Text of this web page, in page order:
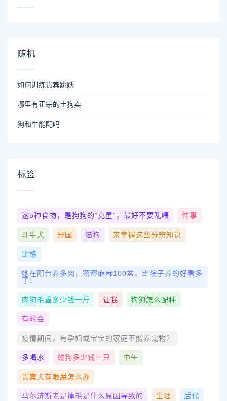
随机
如何训练贵宾跳跃
哪里有正宗的土狗卖
狗和牛能配吗
标签
这5种食物，是狗狗的“克星”，最好不要乱喂 件事
斗牛犬 异国 猫狗 来掌握这些分辨知识
比格
她在阳台养多肉，密密麻麻100盆，比院子养的好看多
了！
肉狗毛重多少钱一斤 让我 狗狗怎么配种
有时会
疫情期间，有孕妇或宝宝的家庭不能养宠物？
多喝水 线狗多少钱一只 中午
贵宾犬有眼屎怎么办
马尔济斯老是掉毛是什么原因导致的 生理 后代